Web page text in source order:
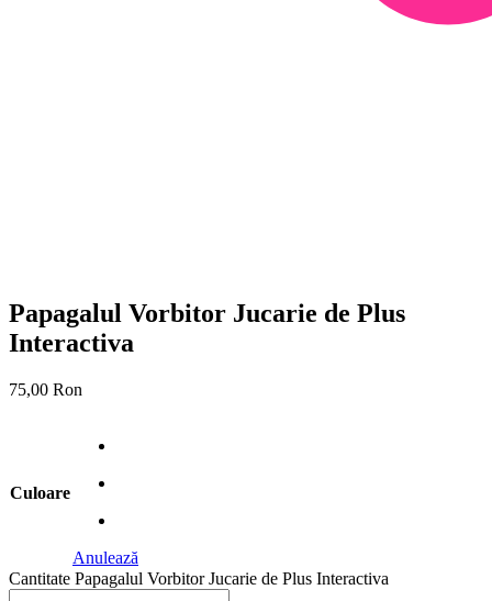
Papagalul Vorbitor Jucarie de Plus
Interactiva
75,00 Ron
Culoare
Anulează
Cantitate Papagalul Vorbitor Jucarie de Plus Interactiva